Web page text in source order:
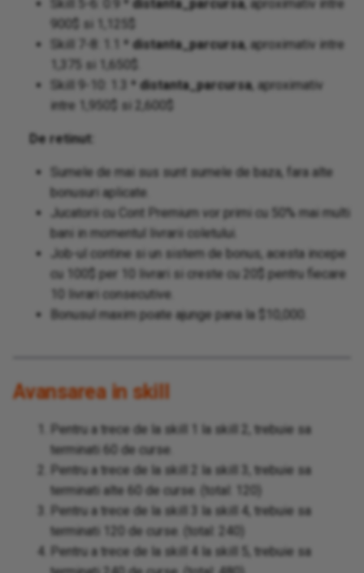
Skill 5-6: 0.9 * distanta_parcursa, aproximativ intre
900$ si 1,125$
Skill 7-8: 1.1 * distanta_parcursa, aproximativ intre
1,375 si 1,650$.
Skill 9-10: 1.3 * distanta_parcursa, aproximativ
intre 1,950$ si 2,600$
De retinut:
Sumele de mai sus sunt sumele de baza, fara alte
bonusuri aplicate.
Jucatorii cu Cont Premium vor primi cu 50% mai multi
bani in momentul livrarii coletului.
Job-ul contine si un sistem de bonus, acesta incepe
cu 100$ per 10 livrari si creste cu 20$ pentru fiecare
10 livrari consecutive.
Bonusul maxim poate ajunge pana la $10,000.
Avansarea in skill
Pentru a trece de la skill 1 la skill 2, trebuie sa
terminati 60 de curse.
Pentru a trece de la skill 2 la skill 3, trebuie sa
terminati alte 60 de curse. (total: 120)
Pentru a trece de la skill 3 la skill 4, trebuie sa
terminati 120 de curse. (total: 240)
Pentru a trece de la skill 4 la skill 5, trebuie sa